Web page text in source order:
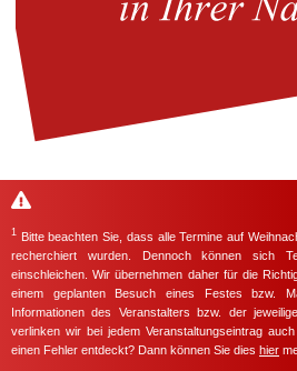
1 Bitte beachten Sie, dass alle Termine auf
recherchiert wurden. Dennoch können sich
einschleichen. Wir übernehmen daher für die
einem geplanten Besuch eines Festes bzw.
Informationen des Veranstalters bzw. der
verlinken wir bei jedem Veranstaltungseintrag
einen Fehler entdeckt? Dann können Sie dies hier